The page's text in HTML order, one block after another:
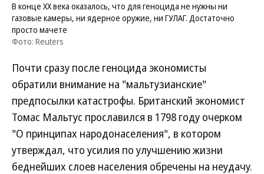
В конце XX века оказалось, что для геноцида не нужны ни
газовые камеры, ни ядерное оружие, ни ГУЛАГ. Достаточно
просто мачете
Фото: Reuters
Почти сразу после геноцида экономисты
обратили внимание на "мальтузианские"
предпосылки катастрофы. Британский экономист
Томас Мальтус прославился в 1798 году очерком
"О принципах народонаселения", в котором
утверждал, что усилия по улучшению жизни
беднейших слоев населения обречены на неудачу.